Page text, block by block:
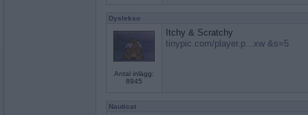
Dyslekso
Antal inlägg:
8945
Itchy & Scratchy
tinypic.com/player.p...xw &s=5
Nauticat